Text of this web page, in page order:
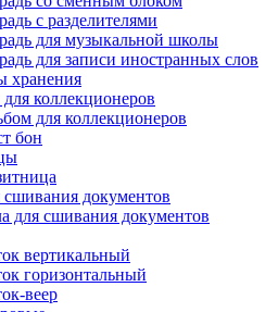
с разделителями
для музыкальной школы
для записи иностранных слов
хранения
коллекционеров
для коллекционеров
бон
документов
для сшивания документов
вертикальный
горизонтальный
веер